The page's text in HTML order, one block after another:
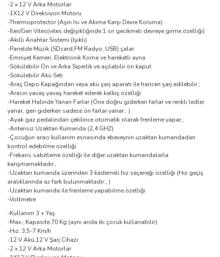
-2 x 12 V Arka Motorlar
-1X12 V Direksiyon Motoru
-Thermoprotector (Aşırı Isı ve Akıma Karşı Devre Koruma)
-İleri/Geri Vites(vites değişikliğinde 1 sn gecikmeli devreye girme özelliği)
-Akıllı Anahtar Sistemi (Işıklı)
-Panelde Müzik (SDcard,FM Radyo, USB) çalar
-Emniyet Kemeri, Elektronik Korna ve hareketli ayna
-Sökülebilir Ön ve Arka Siperlik ve açılabilir ön kaput
-Sökülebilir Akü Seti
-Araç Depo Kapağından veya akü şarj aparatı ile haricen şarj edilebilir.;
-Aracın yavaş yavaş hareket ederek kalkış özelliği
-Hareket Halinde Yanan Farlar (Öne doğru giderken farlar ve renkli ledler
yanar, geri giderken sadece ön farlar yanar.; )
-Ayak gaz pedalından çekilince otomatik olarak frenleme yapar.;
-Antensiz Uzaktan Kumanda (2,4 GHZ)
-Çocuğun aracı kullanım esnasında ebeveynin uzaktan kumandadan
kontrol edebilme özelliği
-Frekans sabitleme özelliği ile diğer uzaktan kumandalarla
karışmamaktadır.;
-Uzaktan kumanda üzerinden 3 kademeli hız seçeneği özelliği (Hız geçiş
aralıklarında az fark bulunmaktadır.; )
-Uzaktan kumanda ile frenleme yapabilme özelliği
-Voltmetre
-Kullanım 3 + Yaş
-Max.; Kapasite:70 Kg (aynı anda iki çocuk kullanabilir)
-Hız: 3,5-7 Km/h
-12 V Akü,12 V Şarj Cihazı
-2 x 12 V Arka Motorlar